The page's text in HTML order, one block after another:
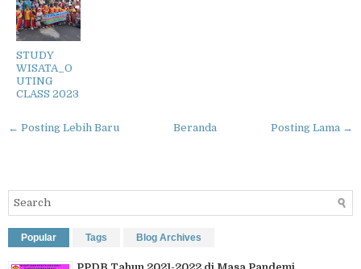
STUDY
WISATA_O
UTING
CLASS 2023
← Posting Lebih Baru Posting Lama →
Beranda
Popular Tags Blog Archives